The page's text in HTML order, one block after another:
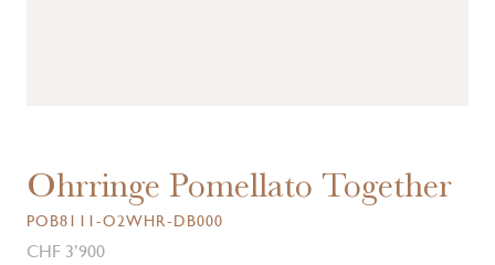
Ohrringe Pomellato Together
POB8111-O2WHR-DB000
CHF 3’900